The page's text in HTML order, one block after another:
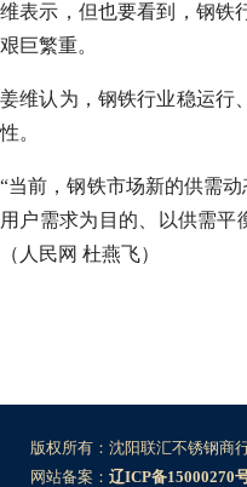
维表示，但也要看到，钢铁
艰巨繁重。
姜维认为，钢铁行业稳运行
性。
“当前，钢铁市场新的供需
用户需求为目的、以供需
（人民网 杜燕飞）
版权所有：沈阳联汇不锈钢
网站备案： 辽ICP备15000270